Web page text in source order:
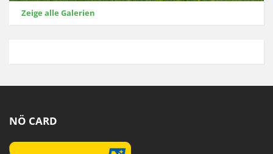
Zeige alle Galerien
NÖ CARD